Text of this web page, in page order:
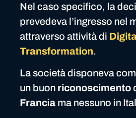
Nel caso specifico, la
prevedeva l’ingresso nel
attraverso attività di
Transformation.
La società disponeva
un buon riconoscimento
Francia ma nessuno in